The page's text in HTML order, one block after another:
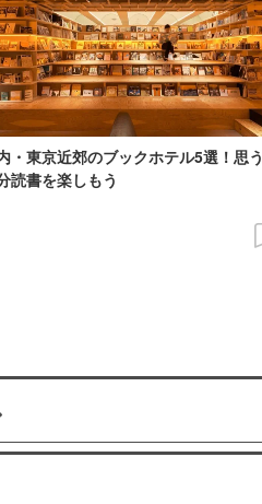
・東京近郊のブックホテル5選！思う
読書を楽しもう